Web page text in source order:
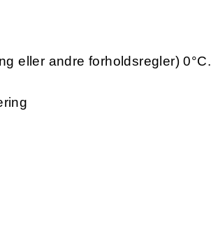
eller andre forholdsregler) 0°C.